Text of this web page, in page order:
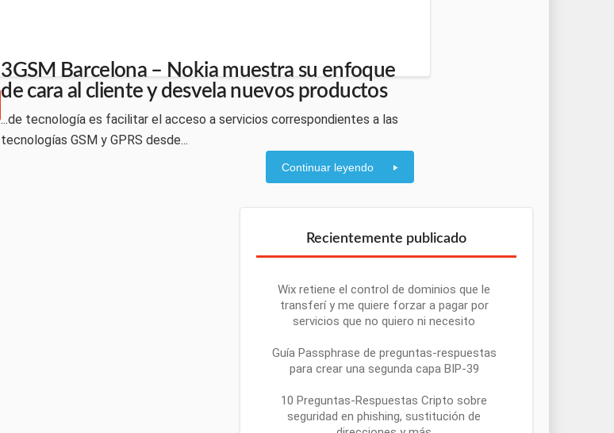
3GSM Barcelona – Nokia muestra su enfoque
de cara al cliente y desvela nuevos productos
...de tecnología es facilitar el acceso a servicios correspondientes a las
tecnologías GSM y GPRS desde...
Continuar leyendo
Recientemente publicado
Wix retiene el control de dominios que le
transferí y me quiere forzar a pagar por
servicios que no quiero ni necesito
Guía Passphrase de preguntas-respuestas
para crear una segunda capa BIP-39
10 Preguntas-Respuestas Cripto sobre
seguridad en phishing, sustitución de